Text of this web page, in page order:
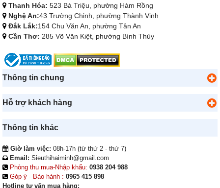
Thanh Hóa: 523 Bà Triệu, phường Hàm Rồng
Nghệ An:43 Trường Chinh, phường Thành Vinh
Đắk Lắk:154 Chu Văn An, phường Tân An
Cần Thơ: 285 Võ Văn Kiệt, phường Bình Thủy
Thông tin chung
Hỗ trợ khách hàng
Thông tin khác
Giờ làm việc: 08h-17h (từ thứ 2 - thứ 7)
Email: Sieuthihaiminh@gmail.com
Phòng thu mua-Nhập khẩu: 0938 204 988
Góp ý - Bảo hành : 0965 415 898
Hotline tư vấn mua hàng: